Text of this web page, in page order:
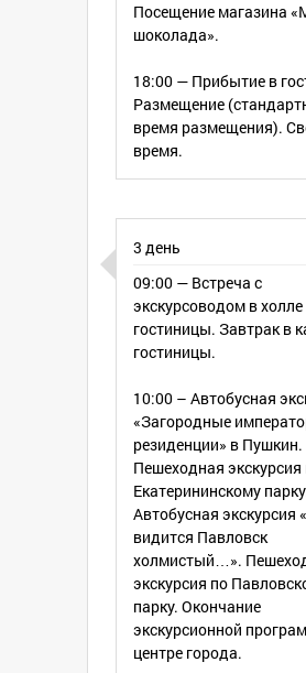
Посещение магазина
шоколада».
18:00 — Прибытие в
Размещение
время размещения).
время.
3 день
09:00 — Встреча с
экскурсоводом в холле
гостиницы. Завтрак в
гостиницы.
10:00 – Автобусная
«Загородные
резиденции» в Пушкин.
Пешеходная экскурсия
Екатерининскому
Автобусная экскурсия
видится Павловск
холмистый…».
экскурсия по
парку. Окончание
экскурсионной
центре города.